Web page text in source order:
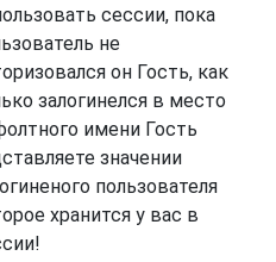
сессии, пока
не
он Гость, как
залогинелся в место
имени Гость
значении
пользователя
хранится у вас в